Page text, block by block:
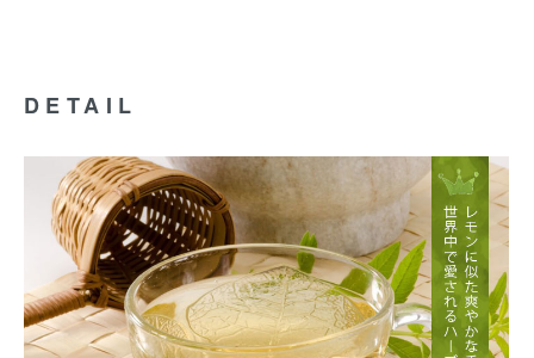
DETAIL